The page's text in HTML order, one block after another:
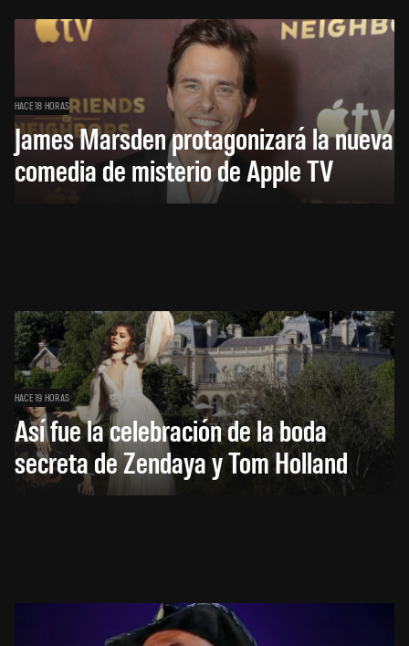
HACE 18 HORAS
James Marsden protagonizará la nueva
comedia de misterio de Apple TV
HACE 19 HORAS
Así fue la celebración de la boda
secreta de Zendaya y Tom Holland